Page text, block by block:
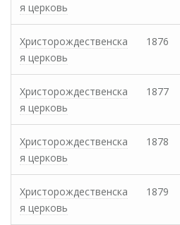
я церковь
Христорождественска
я церковь
1876
Христорождественска
я церковь
1877
Христорождественска
я церковь
1878
Христорождественска
я церковь
1879